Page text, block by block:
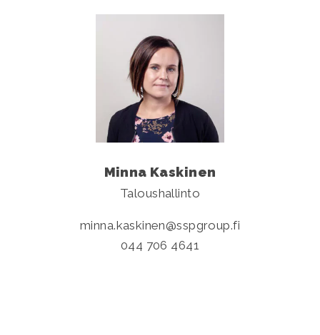
Minna Kaskinen
Taloushallinto
minna.kaskinen
sspgroup.fi
044 706 4641